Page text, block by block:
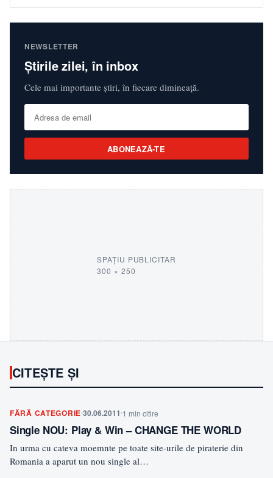
NEWSLETTER
Știrile zilei, în inbox
Cele mai importante știri, în fiecare dimineață.
ABONEAZĂ-TE
SPAȚIU PUBLICITAR
300 × 250
CITEȘTE ȘI
FĂRĂ CATEGORIE30.06.2011 1 min citire
Single NOU: Play & Win – CHANGE THE WORLD
In urma cu cateva moemnte pe toate site-urile de piraterie din
Romania a aparut un nou single al…